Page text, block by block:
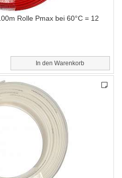
Rolle Pmax bei 60°C = 12
In den Warenkorb